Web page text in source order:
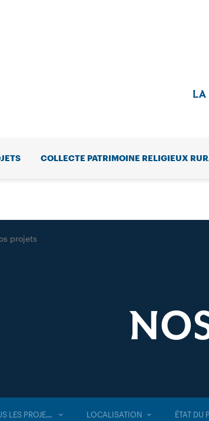
COLLECTE PATRIMOINE RELIGIEUX
projets
TOUS LES PROJETS LOCALISATION ÉTAT DU